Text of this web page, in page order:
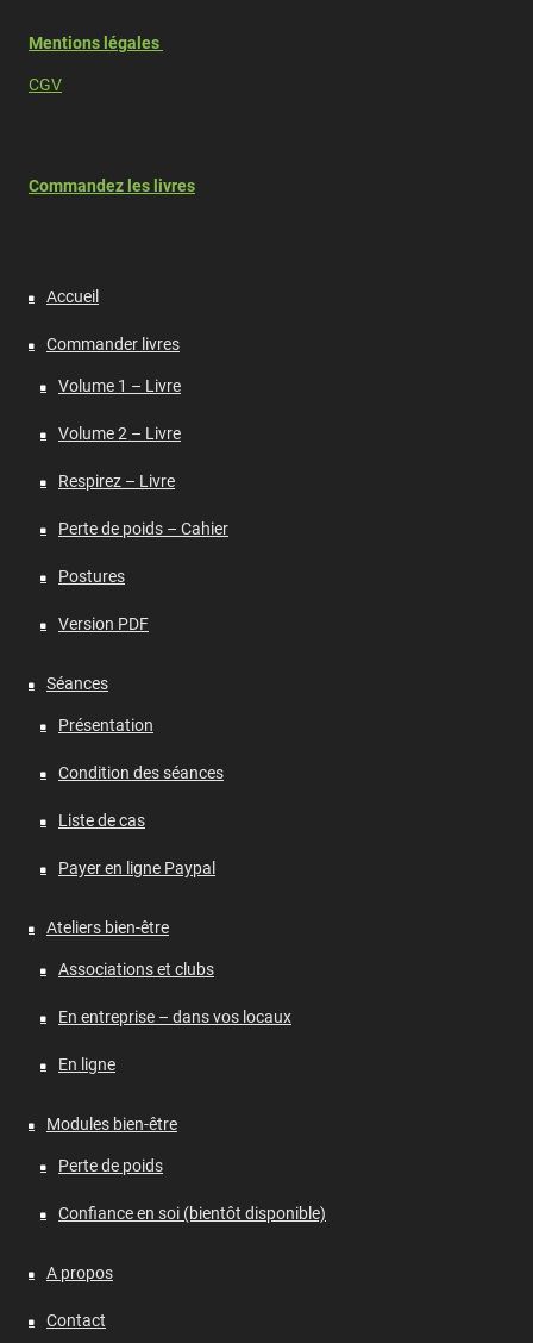
Mentions légales
CGV
Commandez les livres
Accueil
Commander livres
Volume 1 – Livre
Volume 2 – Livre
Respirez – Livre
Perte de poids – Cahier
Postures
Version PDF
Séances
Présentation
Condition des séances
Liste de cas
Payer en ligne Paypal
Ateliers bien-être
Associations et clubs
En entreprise – dans vos locaux
En ligne
Modules bien-être
Perte de poids
Confiance en soi (bientôt disponible)
A propos
Contact